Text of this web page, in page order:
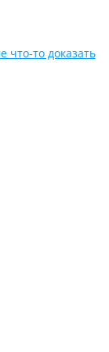
что-то доказать